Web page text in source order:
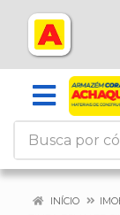
INÍCIO